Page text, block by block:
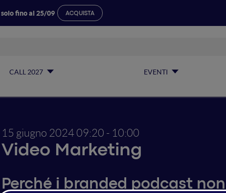
solo fino al 25/09 ACQUISTA
CALL 2027 EVENTI
15 giugno 2024 09:20 - 10:00
Video Marketing
Perché i branded podcast